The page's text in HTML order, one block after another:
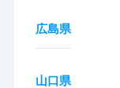
広島県
山口県